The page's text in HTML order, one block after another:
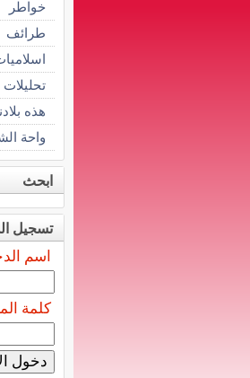
خواطر
طرائف
هذه
واحة
ابحث
تسجيل
اسم
كلمة